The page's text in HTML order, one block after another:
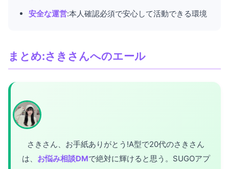
安全な運営:本人確認必須で安心して活動できる環境
まとめ:さきさんへのエール
さきさん、お手紙ありがとう!A型で20代のさきさん
は、 お悩み相談DMで絶対に輝けると思う。SUGOアプ